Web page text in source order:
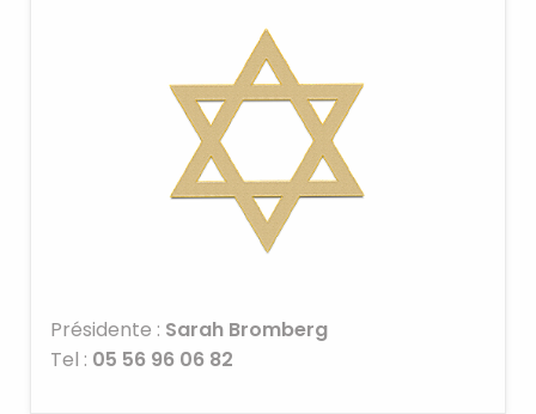
Présidente : Sarah Bromberg
Tel : 05 56 96 06 82